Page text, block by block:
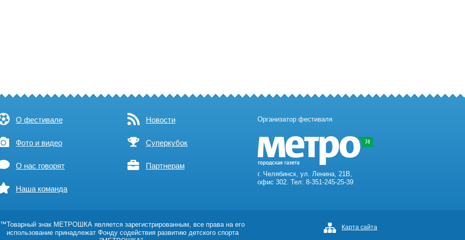
О фестивале Новости
Фото и видео Суперкубок
О нас говорят Партнерам
Наша команда
Организатор фестиваля
г. Челябинск, ул. Ленина, 21В,
офис 302. Тел: 8-351-245-25-39
™Товарный знак МЕТРОШКА является зарегистрированным, все права на его
использование принадлежат Фонду содействия развитию детского спорта
Карта сайта